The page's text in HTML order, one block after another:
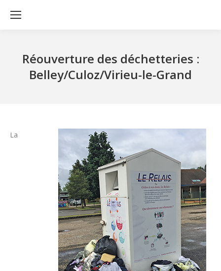
Réouverture des déchetteries :
Belley/Culoz/Virieu-le-Grand
La